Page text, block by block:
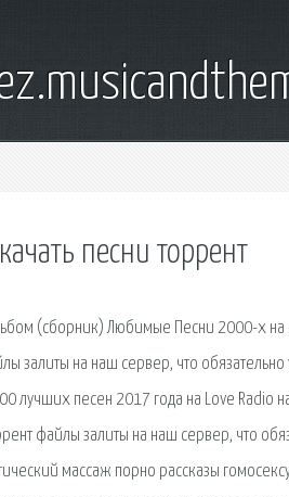
песни торрент
(сборник) Любимые Песни 2000-х на
залиты на наш сервер, что
лучших песен 2017 года на Love Radio
файлы залиты на наш сервер, что
массаж порно рассказы